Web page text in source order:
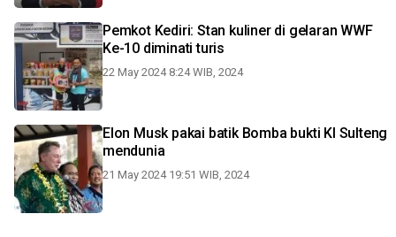
Pemkot Kediri: Stan kuliner di gelaran WWF
Ke-10 diminati turis
22 May 2024 8:24 WIB, 2024
Elon Musk pakai batik Bomba bukti KI Sulteng
mendunia
21 May 2024 19:51 WIB, 2024